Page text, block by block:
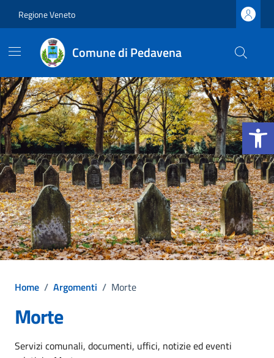
Regione Veneto
Comune di Pedavena
Home / Argomenti / Morte
Morte
Dettagli dell'argomento
Servizi comunali, documenti, uffici, notizie ed eventi
Apri la